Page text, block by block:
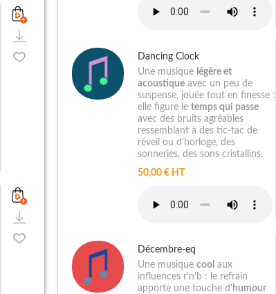
Dancing Clock
Une musique légère et
acoustiqueavec un peu de
suspense, jouée tout en finesse :
elle figure le temps qui passe
avec des bruits agréables
ressemblant à des tic-tac de
réveil ou d'horloge, des
sonneries, des sons cristallins.
50,00 € HT
Décembre-eq
Une musique cool aux
influences r'n'b : le refrain
apporte une touche d' humour